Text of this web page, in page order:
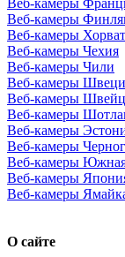
Веб-камеры
Веб-камеры
Веб-камеры
Веб-камеры Чехия
Веб-камеры Чили
Веб-камеры
Веб-камеры
Веб-камеры
Веб-камеры
Веб-камеры
Веб-камеры
Веб-камеры
Веб-камеры
О сайте